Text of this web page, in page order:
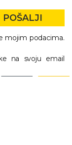
POŠALJI
mojim podacima.
na svoju email